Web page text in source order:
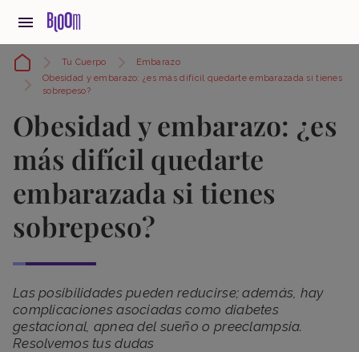
Tu Cuerpo
Embarazo
Obesidad y embarazo: ¿es más difícil quedarte embarazada si tienes
sobrepeso?
Obesidad y embarazo: ¿es
más difícil quedarte
embarazada si tienes
sobrepeso?
Las posibilidades pueden reducirse; además, hay
complicaciones asociadas como diabetes
gestacional, apnea del sueño o preeclampsia.
Resolvemos tus dudas